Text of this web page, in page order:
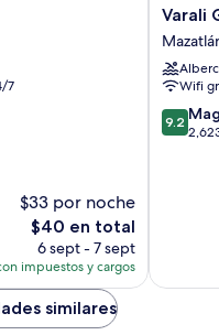
7
$33 por noche
El
precio
actual
es
de
$40
$40 en total
6 sept - 7 sept
impuestos y cargos
Varali
Grand
Hotel
Varali
Wifi
9.2
de
9.2
similares